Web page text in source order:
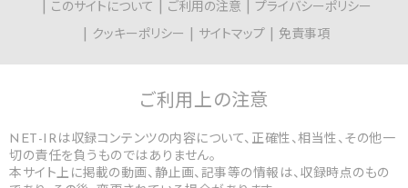
このサイトについて
ご利用の注意
プライバシーポリシー
クッキーポリシー
サイトマップ 免責事項
ご利用上の注意
NET-IRは収録コンテンツの内容について、正確性、相当性、その他一
切の責任を負うものではありません。
本サイト上に掲載の動画、静止画、記事等の情報は、収録時点のもの